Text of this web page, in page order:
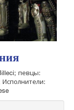
певцы:
Исполнители: